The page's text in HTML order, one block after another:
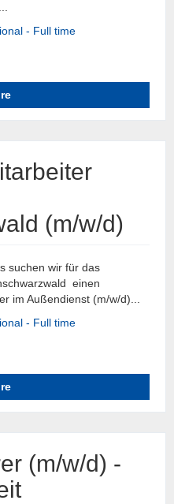
- Full time
(m/w/d)
suchen wir für das
einen
im Außendienst (m/w/d)...
- Full time
(m/w/d) -